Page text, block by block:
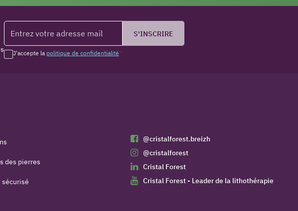
J'accepte la politique de confidentialité *
S'INSCRIRE
des pierres
sécurisé
@cristalforest.breizh
@cristalforest
Cristal Forest
Cristal Forest - Leader de la lithothérapie